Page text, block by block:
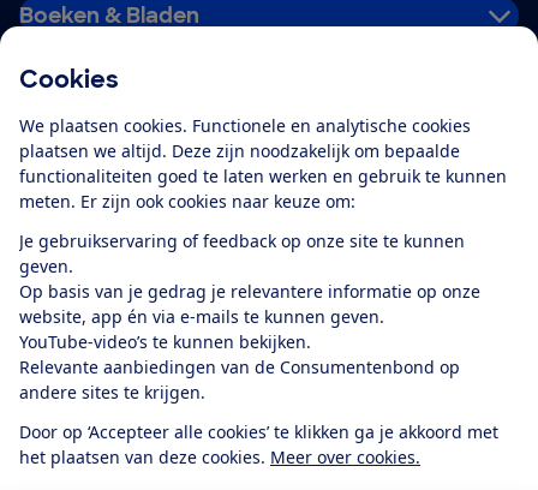
Cookies
We plaatsen cookies. Functionele en analytische cookies
plaatsen we altijd. Deze zijn noodzakelijk om bepaalde
functionaliteiten goed te laten werken en gebruik te kunnen
meten. Er zijn ook cookies naar keuze om:
Je gebruikservaring of feedback op onze site te kunnen
geven.
Op basis van je gedrag je relevantere informatie op onze
website, app én via e-mails te kunnen geven.
YouTube-video’s te kunnen bekijken.
Relevante aanbiedingen van de Consumentenbond op
andere sites te krijgen.
Door op ‘Accepteer alle cookies’ te klikken ga je akkoord met
het plaatsen van deze cookies. Meer over cookies.
Boeken & Bladen
Alles over de
app
Algemene Voorwaarden
Privacyverklaring
Cookiebeleid
Privacyvoorkeuren
Toegankelijkheid
RSS-feed nieuws
FacebookTwitterInstagram
YoutubeLinkedIn
12.901consumentenbeoordelen de Consumentenbondmet gemiddeld